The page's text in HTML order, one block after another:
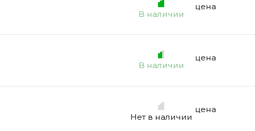
В наличии
цена
В наличии
цена
Нет в наличии
цена